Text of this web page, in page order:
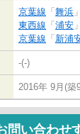
京葉線 「 舞浜
東西線 「 浦安
京葉線 「 新浦
-(-)
2016年 9月(築
問い合わせ